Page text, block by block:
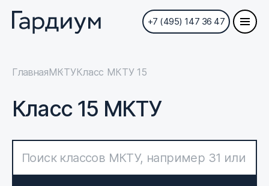
+7 (495) 147 36 47
ГлавнаяМКТУКласс МКТУ 15
Класс 15 МКТУ